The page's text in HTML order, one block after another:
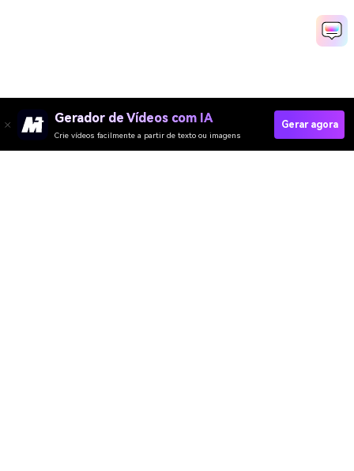
Gerador de Vídeos com IA
Crie vídeos facilmente a partir de texto ou imagens
Gerar agora